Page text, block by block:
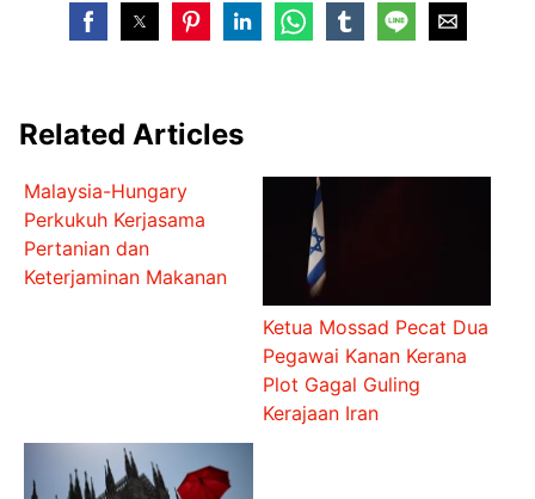
Related Articles
Malaysia-Hungary
Perkukuh Kerjasama
Pertanian dan
Keterjaminan Makanan
Ketua Mossad Pecat Dua
Pegawai Kanan Kerana
Plot Gagal Guling
Kerajaan Iran